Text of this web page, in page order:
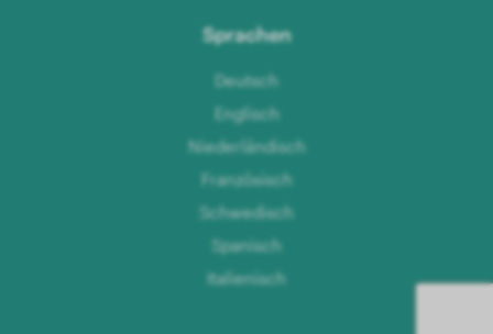
Sprachen
Deutsch
Englisch
Niederländisch
Französisch
Schwedisch
Spanisch
Italienisch